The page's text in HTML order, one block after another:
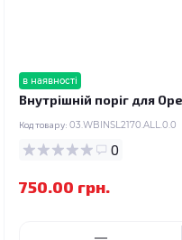
в наявності
Внутрішній поріг для
Код товару: 03.WBINSL2170.ALL.0.0
0
750.00 грн.